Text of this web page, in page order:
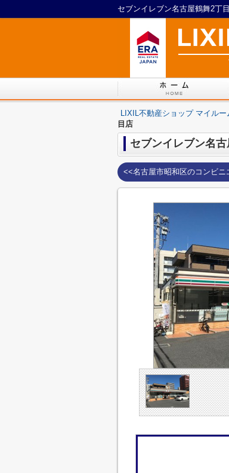
LIXIL不動産ショップ マイル
目店
セブンイレブン名
<<名古屋市昭和区のコンビニ